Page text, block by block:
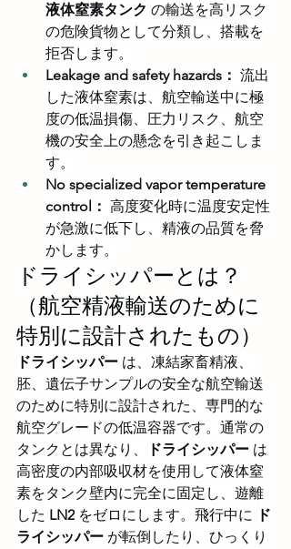
液体窒素タンク の輸送を高リスク
の危険貨物として分類し、搭載を
拒否します。
Leakage and safety hazards： 流出
した液体窒素は、航空輸送中に極
度の低温損傷、圧力リスク、航空
機の安全上の懸念を引き起こしま
す。
No specialized vapor temperature
control： 高度変化時に温度安定性
が急激に低下し、精液の品質を脅
かします。
ドライシッパーとは？
（航空精液輸送のために
特別に設計されたもの）
ドライシッパー は、凍結家畜精液、
胚、遺伝子サンプルの安全な航空輸送
のために特別に設計された、専門的な
航空グレードの低温容器です。通常の
タンクとは異なり、
ドライシッパー は
高密度の内部吸収材を使用して液体窒
素をタンク壁内に完全に固定し、遊離
した LN2 をゼロにします。飛行中に ド
ライシッパー が転倒したり、ひっくり